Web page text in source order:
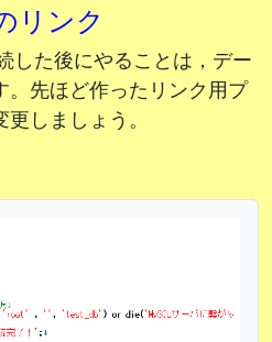
リンク
した後にやることは，デー
。先ほど作ったリンク用プ
しましょう。